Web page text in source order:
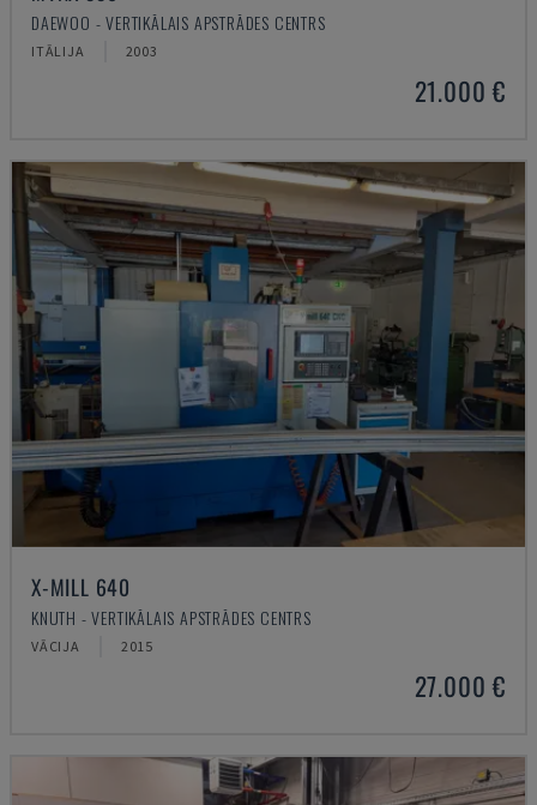
DAEWOO - VERTIKĀLAIS APSTRĀDES CENTRS
ITĀLIJA 2003
21.000 €
X-MILL 640
KNUTH - VERTIKĀLAIS APSTRĀDES CENTRS
VĀCIJA 2015
27.000 €